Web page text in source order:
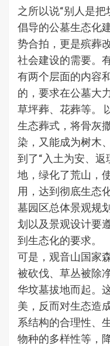
之所以说“别人是
倡导的公墓生态化
势合拍，更是殡葬
社会建设的需要。
有两个层面的内容
的，要求在公墓大
草坪葬、花葬等。
生态葬式，将骨灰
染，又能成为树木
到了“入土为安、返
地，绿化了荒山，
用，达到彻底生态
墓园区总体景观规
划以及景观设计要
到生态化的要求。
可是，观音山国家
被砍伐、草丛被除
华坟墓拔地而起。
美，反而对生态造
系结构的合理性、
物种的多样性等，